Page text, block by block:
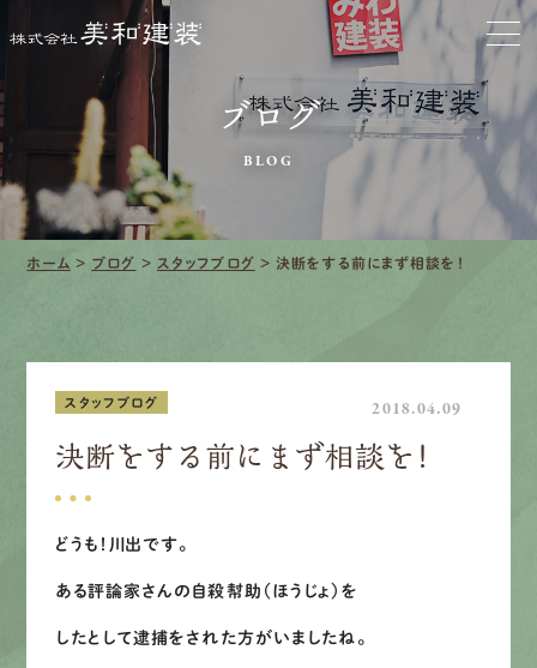
お家をきれいに
会社をきれいに
クリーニング
施工事例
採用情報
先輩インタビュー
ブログ
BLOG
ホーム > ブログ > スタッフブログ >決断をする前にまず相談を！
スタッフブログ 2018.04.09
決断をする前にまず相談を！
どうも！川出です。
ある評論家さんの自殺幇助（ほうじょ）を
したとして逮捕をされた方がいましたね。